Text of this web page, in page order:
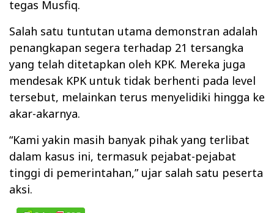
tegas Musfiq.
Salah satu tuntutan utama demonstran adalah
penangkapan segera terhadap 21 tersangka
yang telah ditetapkan oleh KPK. Mereka juga
mendesak KPK untuk tidak berhenti pada level
tersebut, melainkan terus menyelidiki hingga ke
akar-akarnya.
“Kami yakin masih banyak pihak yang terlibat
dalam kasus ini, termasuk pejabat-pejabat
tinggi di pemerintahan,” ujar salah satu peserta
aksi.